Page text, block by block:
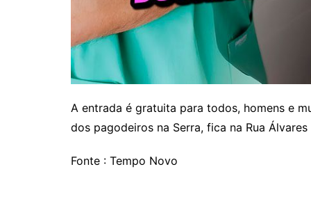
A entrada é gratuita para todos, homens e
dos pagodeiros na Serra, fica na Rua
Fonte : Tempo Novo